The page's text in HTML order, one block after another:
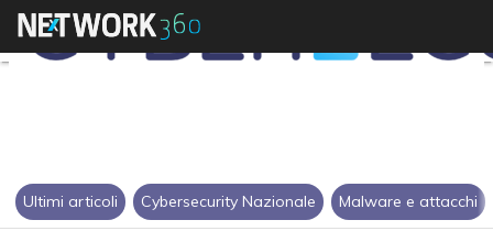
Ultimi articoli Cybersecurity Nazionale Malware e attacchi